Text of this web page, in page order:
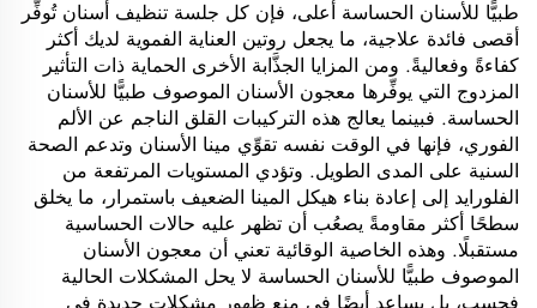
طبيًّا للأسنان الحساسة أعلى، فإن كل جلسة تنظيف أسنان تُوفِّر
أقصى فائدة علاجية، ما يجعل روتين العناية الفموية لديك أكثر
كفاءةً وفعاليةً. ومن المزايا الجذَّابة الأخرى الحماية ذات التأثير
المزدوج التي يوفِّرها معجون الأسنان الموصوف طبيًّا للأسنان
الحساسة. فبينما يعالج هذه التركيبات القلق الناجم عن الألم
الفوري، فإنها في الوقت نفسه تقوِّي مينا الأسنان وتدعم الصحة
السنية على المدى الطويل. وتؤدي المستويات المرتفعة من
الفلورايد إلى إعادة بناء هيكل المينا الضعيف باستمرار، ما يخلق
سطحًا أكثر مقاومةً يصعُب أن تظهر عليه حالات الحساسية
مستقبلًا. وهذه الخاصية الوقائية تعني أن معجون الأسنان
الموصوف طبيًّا للأسنان الحساسة لا يحل المشكلات الحالية